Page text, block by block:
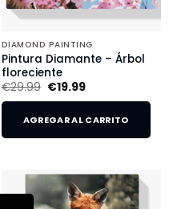
DIAMOND PAINTING
Pintura Diamante – Árbol
floreciente
€29.99 €19.99
AGREGAR AL CARRITO